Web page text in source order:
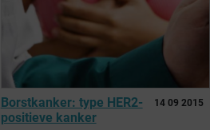
14 09 2015
Borstkanker: type HER2-
positieve kanker